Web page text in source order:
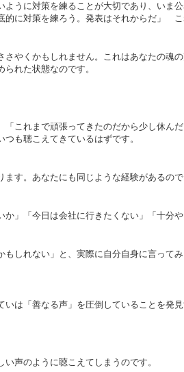
うに対策を練ることが大切であり、いま
に対策を練ろう。発表はそれからだ」
やくかもしれません。これはあなたの
れた状態なのです。
これまで頑張ってきたのだから少し休
も聴こえてきているはずです。
す。あなたにも同じような経験があるので
」「今日は会社に行きたくない」「十分
しれない」と、実際に自分自身に言っ
は「善なる声」を圧倒していることを発見
声のように聴こえてしまうのです。